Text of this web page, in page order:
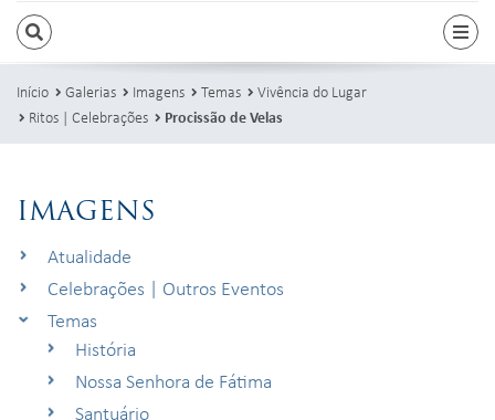
PESQUISAR
Início Galerias Imagens Temas
Vivência do Lugar
Ritos | Celebrações
Procissão de Velas
IMAGENS
Atualidade
Celebrações | Outros Eventos
Temas
História
Nossa Senhora de Fátima
Santuário